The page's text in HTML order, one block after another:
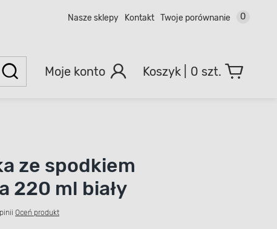
Nasze sklepy Kontakt Twoje porównanie 0
Moje konto 0 szt.
ze spodkiem
220 ml biały
Oceń produkt